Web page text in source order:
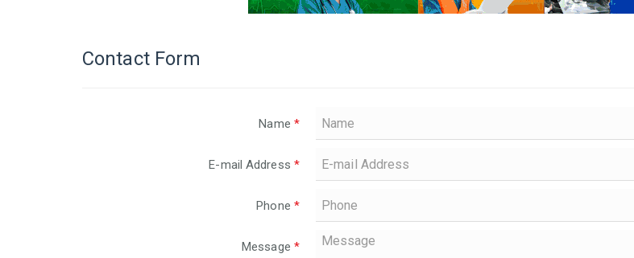
Contact Form
Name *
E-mail Address *
Phone *
Message *